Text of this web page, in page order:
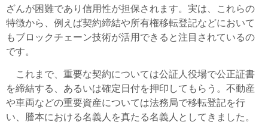
ざんが困難であり信用性が担保されます。実は、これらの
特徴から、例えば契約締結や所有権移転登記などにおいて
もブロックチェーン技術が活用できると注目されているの
です。
これまで、重要な契約については公証人役場で公正証書
を締結する、あるいは確定日付を押印してもらう。不動産
や車両などの重要資産については法務局で移転登記を行
い、謄本における名義人を真たる名義人としてきました。